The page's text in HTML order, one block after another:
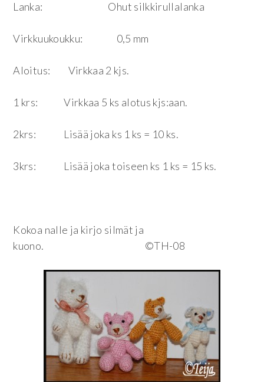
Lanka: Ohut silkkirullalanka
Virkkuukoukku: 0,5 mm
Aloitus: Virkkaa 2 kjs.
1 krs: Virkkaa 5 ks alotus kjs:aan.
2krs: Lisää joka ks 1 ks = 10 ks.
3krs: Lisää joka toiseen ks 1 ks = 15 ks.
Kokoa nalle ja kirjo silmät ja
kuono. ©TH-08